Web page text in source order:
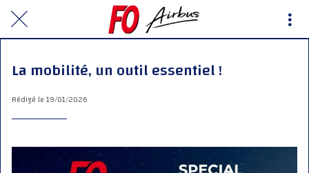
La mobilité, un outil essentiel !
Rédigé le 19/01/2026